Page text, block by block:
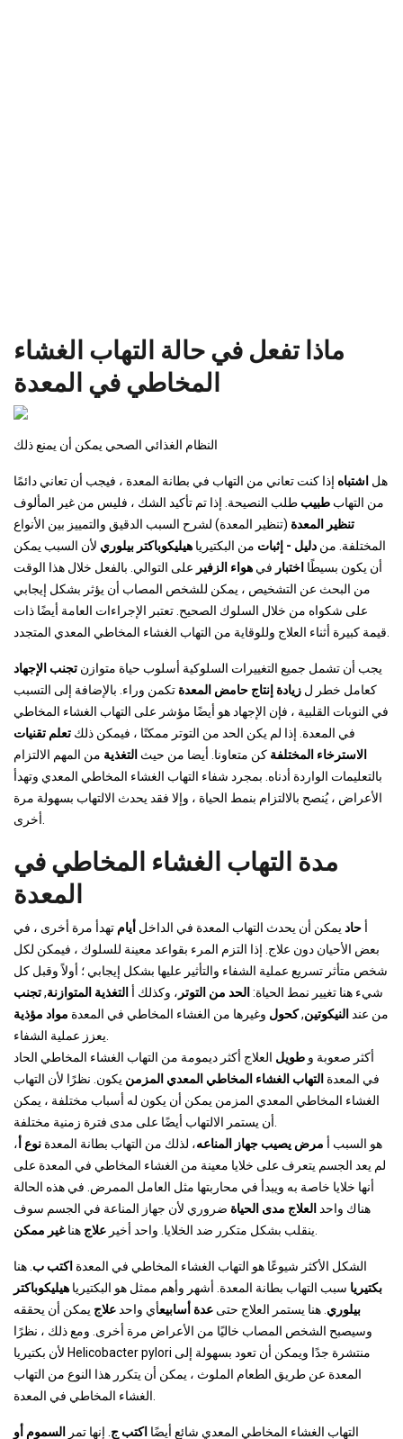
ماذا تفعل في حالة التهاب الغشاء
المخاطي في المعدة
النظام الغذائي الصحي يمكن أن يمنع ذلك
هل اشتباه إذا كنت تعاني من التهاب في بطانة المعدة ، فيجب أن تعاني دائمًا
من التهاب طبيب طلب النصيحة. إذا تم تأكيد الشك ، فليس من غير المألوف
تنظير المعدة (تنظير المعدة) لشرح السبب الدقيق والتمييز بين الأنواع
المختلفة. من دليل - إثبات من البكتيريا هيليكوباكتر بيلوري لأن السبب يمكن
أن يكون بسيطًا اختبار في هواء الزفير على التوالي. بالفعل خلال هذا الوقت
من البحث عن التشخيص ، يمكن للشخص المصاب أن يؤثر بشكل إيجابي
على شكواه من خلال السلوك الصحيح. تعتبر الإجراءات العامة أيضًا ذات
يجب أن تشمل جميع التغييرات السلوكية أسلوب حياة متوازن تجنب الإجهاد
كعامل خطر ل زيادة إنتاج حامض المعدة تكمن وراء. بالإضافة إلى التسبب
في النوبات القلبية ، فإن الإجهاد هو أيضًا مؤشر على التهاب الغشاء المخاطي
في المعدة. إذا لم يكن الحد من التوتر ممكنًا ، فيمكن ذلك تعلم تقنيات
الاسترخاء المختلفة كن متعاونا. أيضا من حيث التغذية من المهم الالتزام
بالتعليمات الواردة أدناه. بمجرد شفاء التهاب الغشاء المخاطي المعدي وتهدأ
الأعراض ، يُنصح بالالتزام بنمط الحياة ، وإلا فقد يحدث الالتهاب بسهولة مرة
مدة التهاب الغشاء المخاطي في
المعدة
أ حاد يمكن أن يحدث التهاب المعدة في الداخل أيام تهدأ مرة أخرى ، في
بعض الأحيان دون علاج. إذا التزم المرء بقواعد معينة للسلوك ، فيمكن لكل
شخص متأثر تسريع عملية الشفاء والتأثير عليها بشكل إيجابي ؛ أولاً وقبل كل
شيء هنا تغيير نمط الحياة: الحد من التوتر ، وكذلك أ التغذية المتوازنة,تجنب
من عند النيكوتين,كحول وغيرها من الغشاء المخاطي في المعدة مواد مؤذية
أكثر صعوبة و طويل العلاج أكثر ديمومة من التهاب الغشاء المخاطي الحاد
في المعدة التهاب الغشاء المخاطي المعدي المزمن يكون. نظرًا لأن التهاب
الغشاء المخاطي المعدي المزمن يمكن أن يكون له أسباب مختلفة ، يمكن
هو السبب أ مرض يصيب جهاز المناعه، لذلك من التهاب بطانة المعدة نوع أ ،
لم يعد الجسم يتعرف على خلايا معينة من الغشاء المخاطي في المعدة على
أنها خلايا خاصة به ويبدأ في محاربتها مثل العامل الممرض. في هذه الحالة
هناك واحد العلاج مدى الحياة ضروري لأن جهاز المناعة في الجسم سوف
ينقلب بشكل متكرر ضد الخلايا. واحد أخير علاج هناغير ممكن
الشكل الأكثر شيوعًا هو التهاب الغشاء المخاطي في المعدة اكتب ب . هنا
بكتيريا سبب التهاب بطانة المعدة. أشهر وأهم ممثل هو البكتيريا هيليكوباكتر
بيلوري . هنا يستمر العلاج حتى عدة أسابيعأي واحد علاج يمكن أن يحققه
وسيصبح الشخص المصاب خاليًا من الأعراض مرة أخرى. ومع ذلك ، نظرًا
لأن بكتيريا Helicobacter pylori منتشرة جدًا ويمكن أن تعود بسهولة إلى
المعدة عن طريق الطعام الملوث ، يمكن أن يتكرر هذا النوع من التهاب
التهاب الغشاء المخاطي المعدي شائع أيضًا اكتب ج . إنها تمر السموم أو